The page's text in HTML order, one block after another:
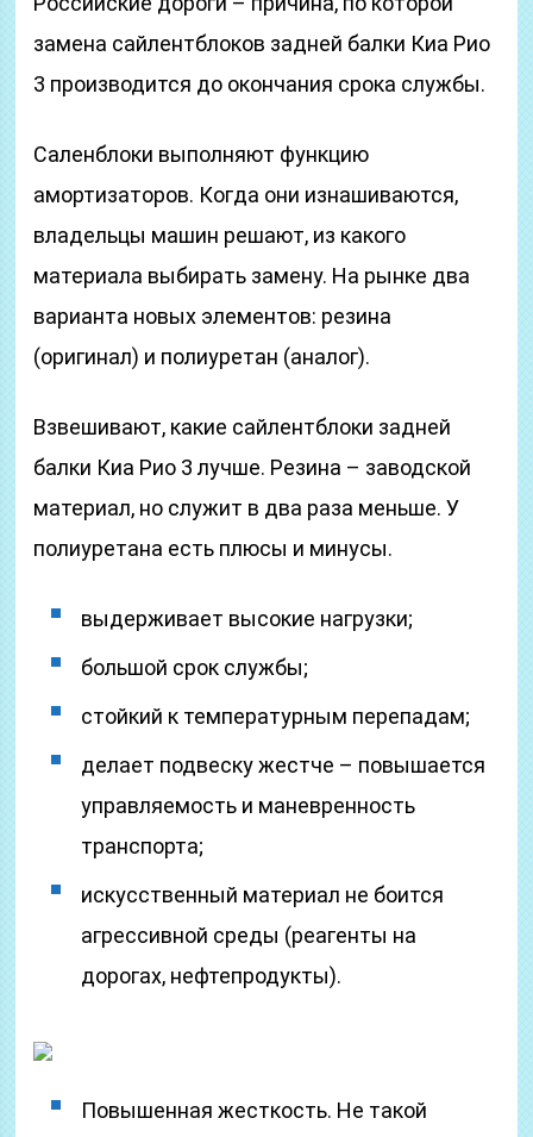
замена сайлентблоков задней балки Киа Рио
3 производится до окончания срока службы.
Саленблоки выполняют функцию
амортизаторов. Когда они изнашиваются,
владельцы машин решают, из какого
материала выбирать замену. На рынке два
варианта новых элементов: резина
(оригинал) и полиуретан (аналог).
Взвешивают, какие сайлентблоки задней
балки Киа Рио 3 лучше. Резина – заводской
материал, но служит в два раза меньше. У
полиуретана есть плюсы и минусы.
выдерживает высокие нагрузки;
большой срок службы;
стойкий к температурным перепадам;
делает подвеску жестче – повышается
управляемость и маневренность
транспорта;
искусственный материал не боится
агрессивной среды (реагенты на
дорогах, нефтепродукты).
Повышенная жесткость. Не такой